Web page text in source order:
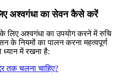
अश्वगंधा का सेवन कैसे करें
लिए अश्वगंधा का उपयोग करने में रुचि
के नियमों का पालन करना महत्वपूर्ण
ध्यान में रखना है:
तक चलना चाहिए?